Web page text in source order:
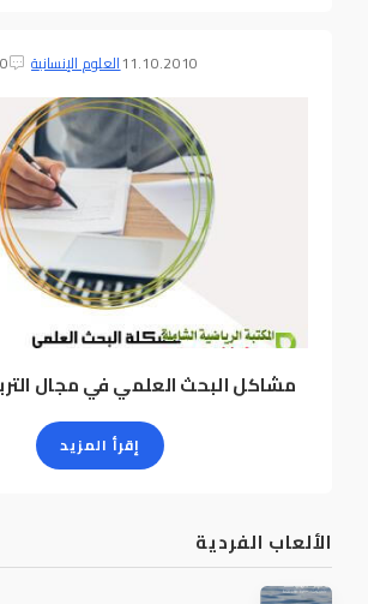
11.10.2010العلوم الإنسانية 0
مشاكل البحث العلمي في مجال
إقرأ المزيد
الألعاب الفردية